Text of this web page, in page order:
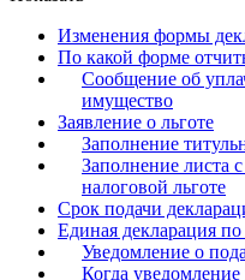
Бератор
«Практическая
Материалы
«Нормативные акты
Материалы
«Практическая
Онлайн-сервисы
Просто заполните
Изменения формы
По какой форме
Сообщение об
имущество
Заявление о льготе
Заполнение
Заполнение листа
налоговой льготе
Срок подачи
Единая декларация
Уведомление о
Когда